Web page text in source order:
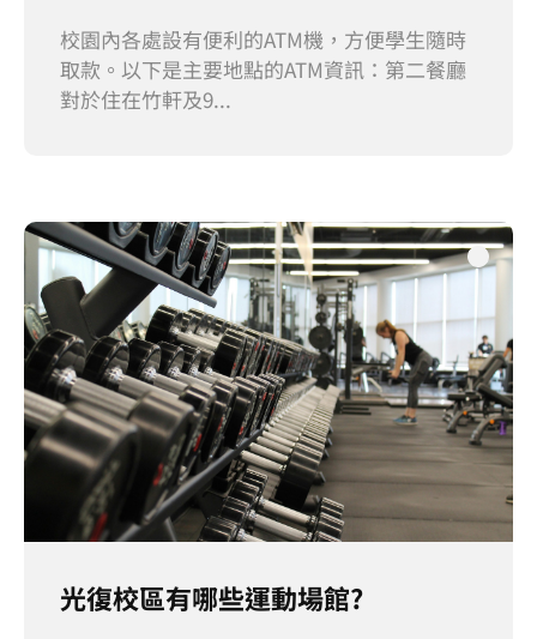
校園內各處設有便利的ATM機，方便學生隨時
取款。以下是主要地點的ATM資訊：第二餐廳
對於住在竹軒及9...
光復校區有哪些運動場館?